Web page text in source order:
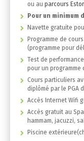
ou au parcours
Pour un minimum
Navette gratuite
Programme de
(programme pour
Test de
pour un programme
Cours particuliers
diplômé par le PGA
Accès Internet Wifi
Accès gratuit au
hammam, jacuzzi,
Piscine